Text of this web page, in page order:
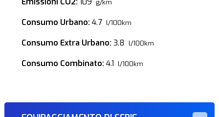
g/km
Consumo Urbano: 4.7 l/100km
Consumo Extra Urbano: 3.8 l/100km
Consumo Combinato: 4.1 l/100km